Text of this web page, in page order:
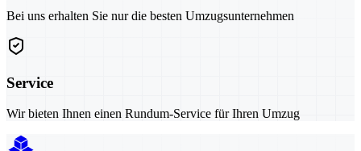
Bei uns erhalten Sie nur die besten Umzugsunternehmen
Service
Wir bieten Ihnen einen Rundum-Service für Ihren Umzug